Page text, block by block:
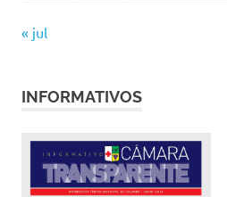
« jul
INFORMATIVOS